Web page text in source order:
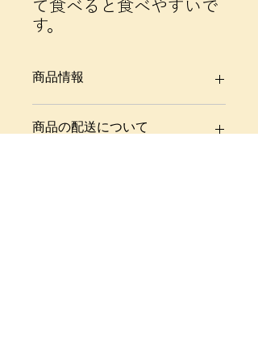
て食べると食べやすいで
す。
商品情報
粒粉（北米産）、無農薬栽培ライ麦全
商品の配送について